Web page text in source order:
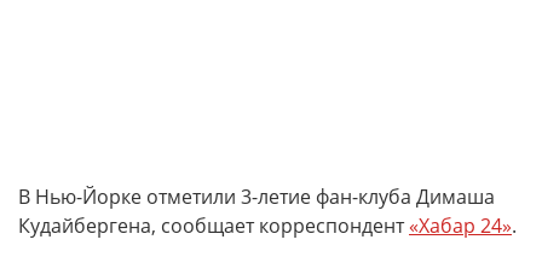
В Нью-Йорке отметили 3-летие фан-клуба Димаша
Кудайбергена, сообщает корреспондент«Хабар 24».